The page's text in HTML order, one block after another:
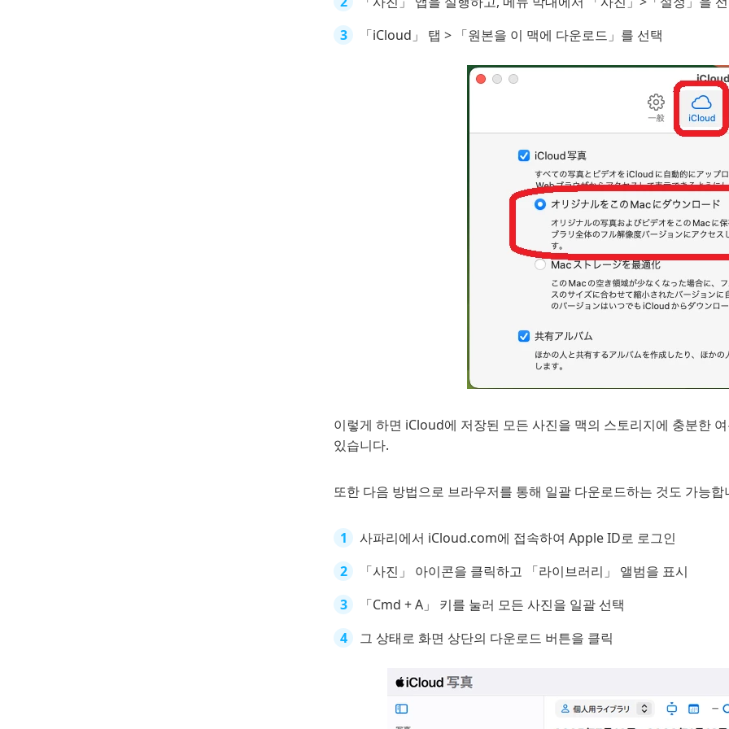
「iCloud」 탭 > 「원본을 이 맥에 다운로드」를 선택
이렇게 하면 iCloud에 저장된 모든 사진을 맥의 스토리지에 충분한
있습니다.
또한 다음 방법으로 브라우저를 통해 일괄 다운로드하는 것도 가능합
사파리에서 iCloud.com에 접속하여 Apple ID로 로그인
「사진」 아이콘을 클릭하고 「라이브러리」 앨범을 표시
「Cmd + A」 키를 눌러 모든 사진을 일괄 선택
그 상태로 화면 상단의 다운로드 버튼을 클릭